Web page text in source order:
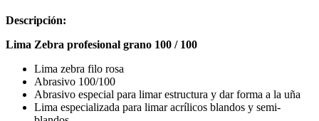
Descripción:
Lima Zebra profesional grano 100 / 100
Lima zebra filo rosa
Abrasivo 100/100
Abrasivo especial para limar estructura y dar forma a la uña
Lima especializada para limar acrílicos blandos y semi-